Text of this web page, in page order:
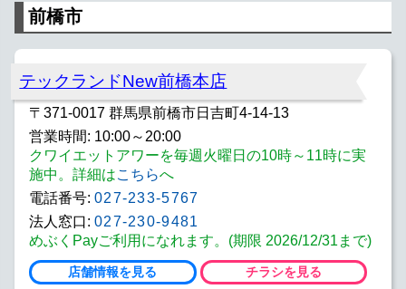
前橋市
テックランドNew前橋本店
〒371-0017 群馬県前橋市日吉町4-14-13
営業時間: 10:00～20:00
クワイエットアワーを毎週火曜日の10時～11時に実
施中。詳細はこちらへ
電話番号: 027-233-5767
法人窓口: 027-230-9481
めぶくPayご利用になれます。(期限 2026/12/31まで)
店舗情報を見る チラシを見る